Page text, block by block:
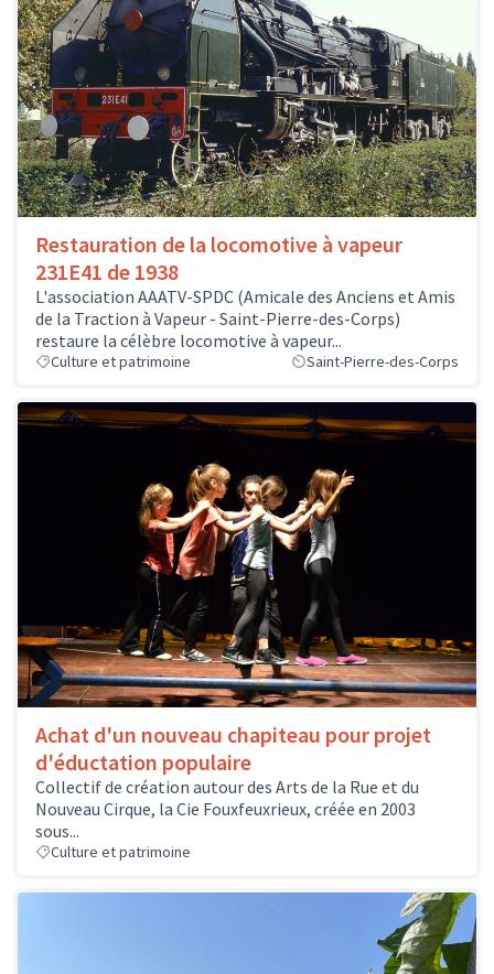
Restauration de la locomotive à vapeur
231E41 de 1938
L'association AAATV-SPDC (Amicale des Anciens et Amis
de la Traction à Vapeur - Saint-Pierre-des-Corps)
restaure la célèbre locomotive à vapeur...
Culture et patrimoine Saint-Pierre-des-Corps
Achat d'un nouveau chapiteau pour projet
d'éductation populaire
Collectif de création autour des Arts de la Rue et du
Nouveau Cirque, la Cie Fouxfeuxrieux, créée en 2003
sous...
Culture et patrimoine